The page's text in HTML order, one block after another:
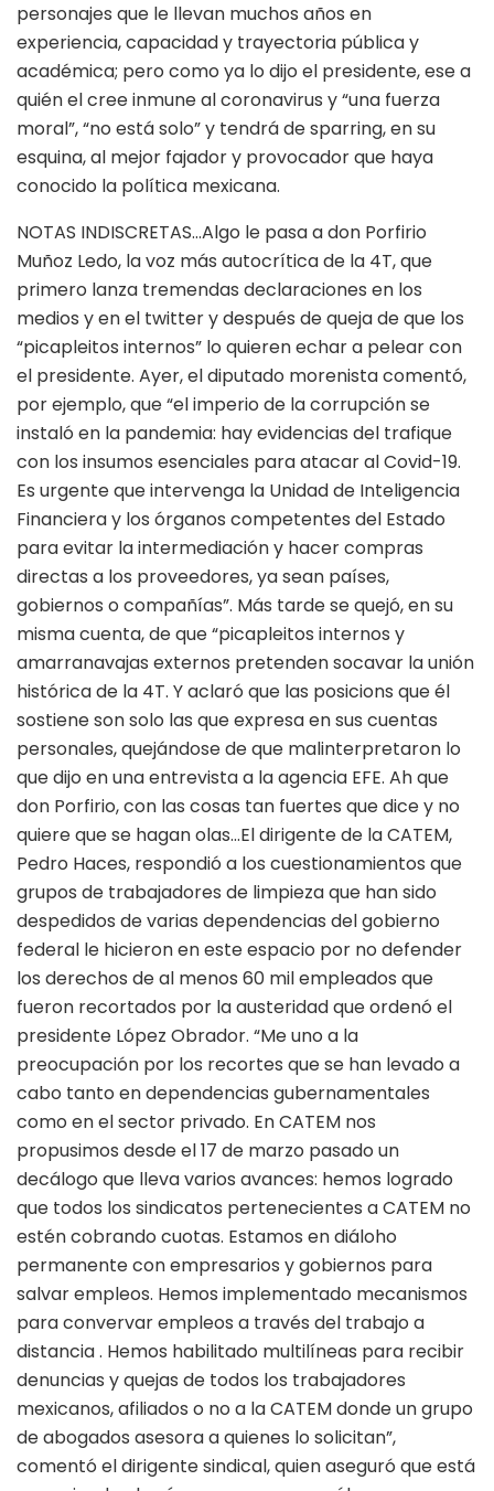
personajes que le llevan muchos años en
experiencia, capacidad y trayectoria pública y
académica; pero como ya lo dijo el presidente, ese a
quién el cree inmune al coronavirus y “una fuerza
moral”, “no está solo” y tendrá de sparring, en su
esquina, al mejor fajador y provocador que haya
conocido la política mexicana.
NOTAS INDISCRETAS…Algo le pasa a don Porfirio
Muñoz Ledo, la voz más autocrítica de la 4T, que
primero lanza tremendas declaraciones en los
medios y en el twitter y después de queja de que los
“picapleitos internos” lo quieren echar a pelear con
el presidente. Ayer, el diputado morenista comentó,
por ejemplo, que “el imperio de la corrupción se
instaló en la pandemia: hay evidencias del trafique
con los insumos esenciales para atacar al Covid-19.
Es urgente que intervenga la Unidad de Inteligencia
Financiera y los órganos competentes del Estado
para evitar la intermediación y hacer compras
directas a los proveedores, ya sean países,
gobiernos o compañías”. Más tarde se quejó, en su
misma cuenta, de que “picapleitos internos y
amarranavajas externos pretenden socavar la unión
histórica de la 4T. Y aclaró que las posicions que él
sostiene son solo las que expresa en sus cuentas
personales, quejándose de que malinterpretaron lo
que dijo en una entrevista a la agencia EFE. Ah que
don Porfirio, con las cosas tan fuertes que dice y no
quiere que se hagan olas…El dirigente de la CATEM,
Pedro Haces, respondió a los cuestionamientos que
grupos de trabajadores de limpieza que han sido
despedidos de varias dependencias del gobierno
federal le hicieron en este espacio por no defender
los derechos de al menos 60 mil empleados que
fueron recortados por la austeridad que ordenó el
presidente López Obrador. “Me uno a la
preocupación por los recortes que se han levado a
cabo tanto en dependencias gubernamentales
como en el sector privado. En CATEM nos
propusimos desde el 17 de marzo pasado un
decálogo que lleva varios avances: hemos logrado
que todos los sindicatos pertenecientes a CATEM no
estén cobrando cuotas. Estamos en diáloho
permanente con empresarios y gobiernos para
salvar empleos. Hemos implementado mecanismos
para convervar empleos a través del trabajo a
distancia . Hemos habilitado multilíneas para recibir
denuncias y quejas de todos los trabajadores
mexicanos, afiliados o no a la CATEM donde un grupo
de abogados asesora a quienes lo solicitan”,
comentó el dirigente sindical, quien aseguró que está